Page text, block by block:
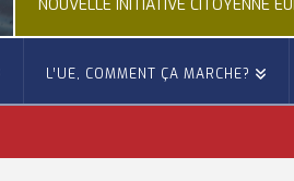
ACTUALITÉ DE L'UNION EUROPÉENNE, ACTUALITÉ DE LA REPRÉSENTATION D’OCCITANIE EUROPE, CITOYENNETÉ, LOGEMENT
L’UE, COMMENT ÇA MARCHE?